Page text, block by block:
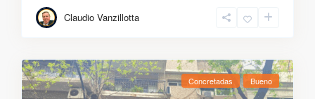
Claudio Vanzillotta
Concretadas Bueno